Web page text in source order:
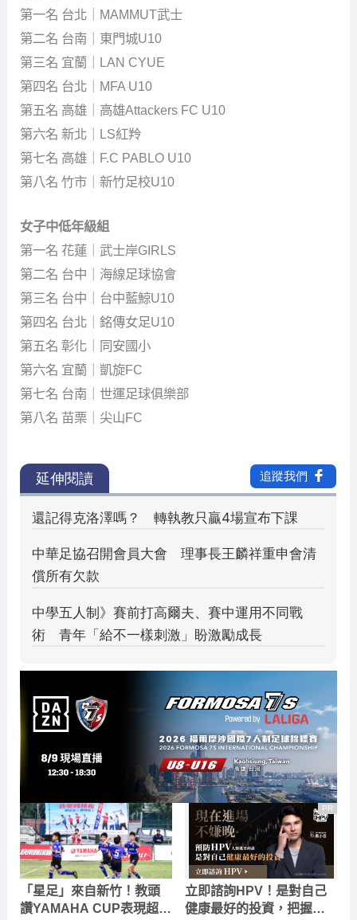
第一名 台北｜MAMMUT武士
第二名 台南｜東門城U10
第三名 宜蘭｜LAN CYUE
第四名 台北｜MFA U10
第五名 高雄｜高雄Attackers FC U10
第六名 新北｜LS紅羚
第七名 高雄｜F.C PABLO U10
第八名 竹市｜新竹足校U10
女子中低年級組
第一名 花蓮｜武士岸GIRLS
第二名 台中｜海線足球協會
第三名 台中｜台中藍鯨U10
第四名 台北｜銘傳女足U10
第五名 彰化｜同安國小
第六名 宜蘭｜凱旋FC
第七名 台南｜世運足球俱樂部
第八名 苗栗｜尖山FC
「星足」來自新竹！教頭
讚YAMAHA CUP表現超水
準 目標放學童盃
立即諮詢HPV！是對自己
健康最好的投資，把握現
在不嫌晚！
#贊助 #台灣癌症基金會